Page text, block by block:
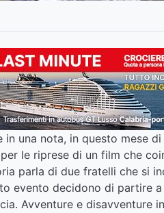
in una nota, in questo mese
le riprese di un film che
parla di due fratelli che si
evento decidono di partire
Avventure e disavventure